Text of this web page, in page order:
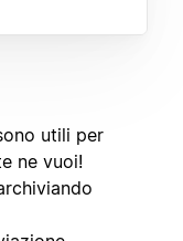
utili per
ne vuoi!